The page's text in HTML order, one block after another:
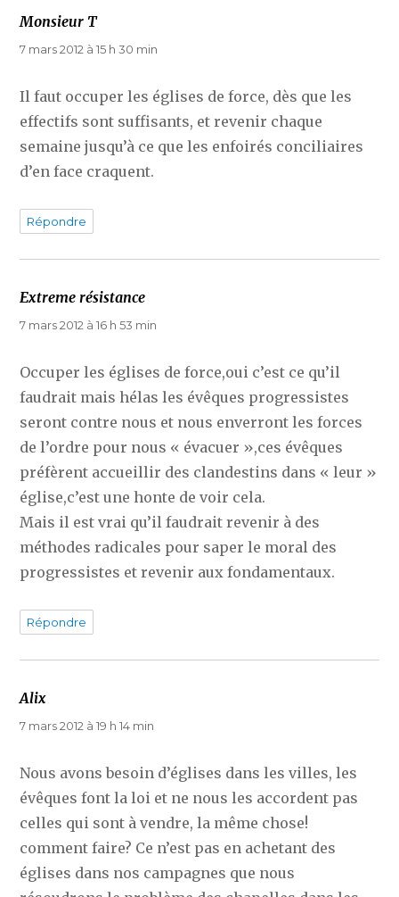
Monsieur Tdit :
7 mars 2012 à 15 h 30 min
Il faut occuper les églises de force, dès que les
effectifs sont suffisants, et revenir chaque
semaine jusqu’à ce que les enfoirés conciliaires
d’en face craquent.
Répondre
Extreme résistance
7 mars 2012 à 16 h 53 min
Occuper les églises de force,oui c’est ce qu’il
faudrait mais hélas les évêques progressistes
seront contre nous et nous enverront les forces
de l’ordre pour nous « évacuer »,ces évêques
préfèrent accueillir des clandestins dans « leur »
église,c’est une honte de voir cela.
Mais il est vrai qu’il faudrait revenir à des
méthodes radicales pour saper le moral des
progressistes et revenir aux fondamentaux.
Répondre
Alix
7 mars 2012 à 19 h 14 min
Nous avons besoin d’églises dans les villes, les
évêques font la loi et ne nous les accordent pas
celles qui sont à vendre, la même chose!
comment faire? Ce n’est pas en achetant des
églises dans nos campagnes que nous